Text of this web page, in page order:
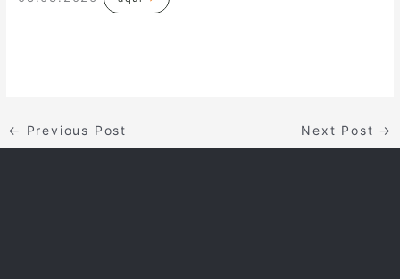
← Previous Post Next Post →